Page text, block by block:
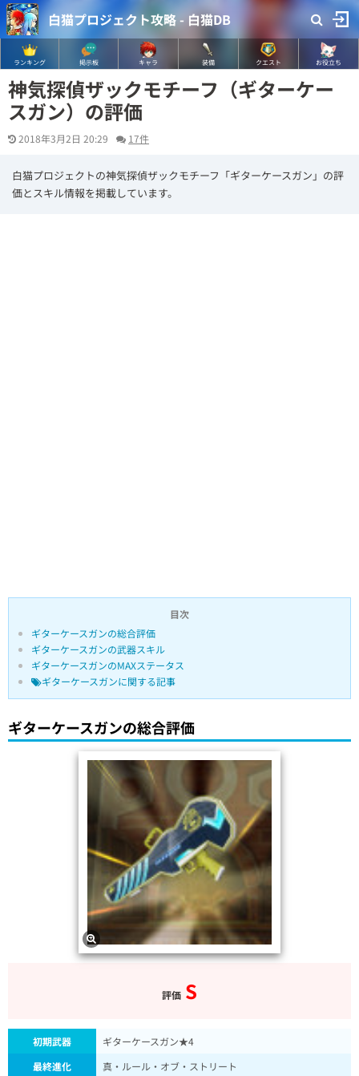
白猫プロジェクト攻略 - 白猫DB
ランキング 掲示板 キャラ 装備 クエスト お役立ち
神気探偵ザックモチーフ（ギターケー
スガン）の評価
2018年3月2日 20:29 17件
白猫プロジェクトの神気探偵ザックモチーフ「ギターケースガン」の評
価とスキル情報を掲載しています。
目次
ギターケースガンの総合評価
ギターケースガンの武器スキル
ギターケースガンのMAXステータス
ギターケースガンに関する記事
ギターケースガンの総合評価
評価 S
初期武器
ギターケースガン★4
最終進化
真・ルール・オブ・ストリート